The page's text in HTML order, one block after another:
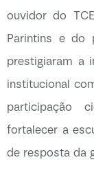
ouvidor do
Parintins e do
prestigiaram a
institucional
participação
fortalecer a
de resposta da